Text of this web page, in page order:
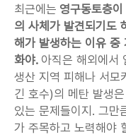
최근에는 영구동토층
의 사체가 발견되기도
해가 발생하는 이유 중
화야. 아직은 해외에서
생산 지역 피해나 서모
긴 호수)의 메탄 발생
있는 문제들이지. 그만
가 주목하고 노력해야